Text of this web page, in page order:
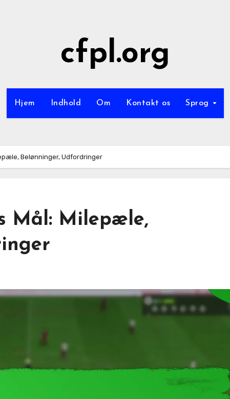
cfpl.org
Hjem Indhold Om Kontakt os Sprog
Belønninger, Udfordringer
Mål: Milepæle,